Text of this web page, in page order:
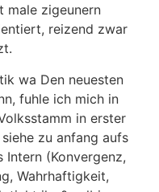
male zigeunern
reizend zwar
wa Den neuesten
fuhle ich mich in
in erster
zu anfang aufs
Intern (Konvergenz,
Wahrhaftigkeit,